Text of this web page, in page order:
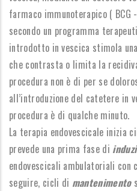
farmaco immunoterapico (
secondo un programma
introdotto in vescica stimola
che contrasta o limita la
procedura non è di per se
all’introduzione del catetere in
procedura è di qualche minuto.
La terapia endovescicale inizia
prevede una prima fase di
endovescicali ambulatoriali con
seguire, cicli di mantenimento